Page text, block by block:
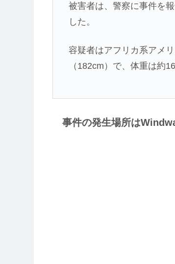
被害者は、警察に事件を
した。
容疑者はアフリカ系アメ
（182cm）で、体重は約
事件の発生場所は